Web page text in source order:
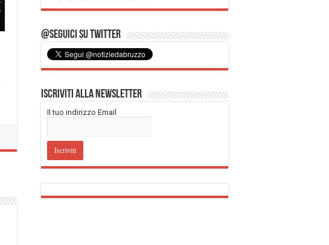
@Seguici su Twitter
Iscriviti alla Newsletter
Il tuo indirizzo Email